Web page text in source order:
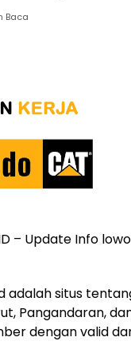
Baca
– Update Info
adalah situs
Pangandaran,
dengan valid